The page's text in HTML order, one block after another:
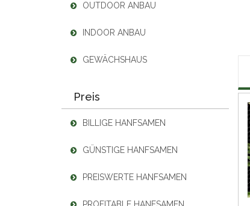
OUTDOOR ANBAU
INDOOR ANBAU
GEWÄCHSHAUS
Preis
BILLIGE HANFSAMEN
GÜNSTIGE HANFSAMEN
PREISWERTE HANFSAMEN